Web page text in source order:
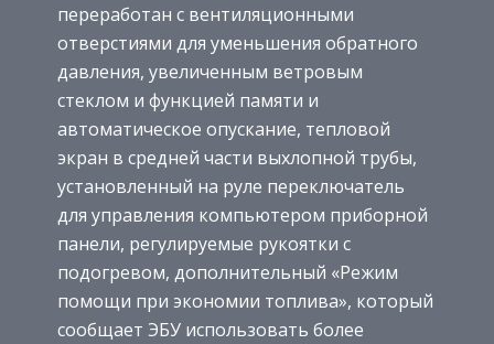
переработан с вентиляционными
отверстиями для уменьшения обратного
давления, увеличенным ветровым
стеклом и функцией памяти и
автоматическое опускание, тепловой
экран в средней части выхлопной трубы,
установленный на руле переключатель
для управления компьютером приборной
панели, регулируемые рукоятки с
подогревом, дополнительный «Режим
помощи при экономии топлива», который
сообщает ЭБУ использовать более